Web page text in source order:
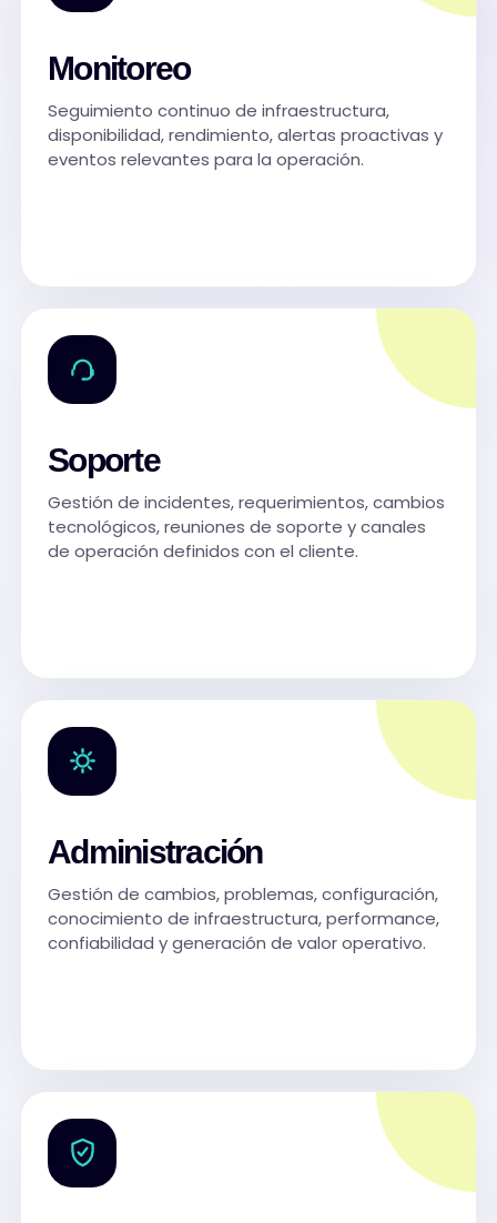
Monitoreo
Seguimiento continuo de infraestructura,
disponibilidad, rendimiento, alertas proactivas y
eventos relevantes para la operación.
Soporte
Gestión de incidentes, requerimientos, cambios
tecnológicos, reuniones de soporte y canales
de operación definidos con el cliente.
Administración
Gestión de cambios, problemas, configuración,
conocimiento de infraestructura, performance,
confiabilidad y generación de valor operativo.